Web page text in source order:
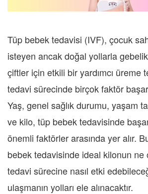
Tüp bebek tedavisi (IVF), çocuk
isteyen ancak doğal yollarla
çiftler için etkili bir yardımcı üreme
tedavi sürecinde birçok faktör
Yaş, genel sağlık durumu, yaşam
ve kilo, tüp bebek tedavisinde
önemli faktörler arasında yer alır.
bebek tedavisinde ideal kilonun ne
tedavi sürecine nasıl etki
ulaşmanın yolları ele alınacaktır.